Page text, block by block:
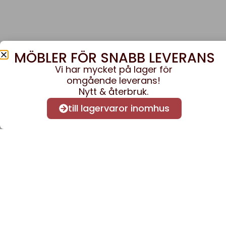
MÖBLER FÖR SNABB LEVERANS
Vi har mycket på lager för
omgående leverans!
Nytt & återbruk.
till lagervaror inomhus